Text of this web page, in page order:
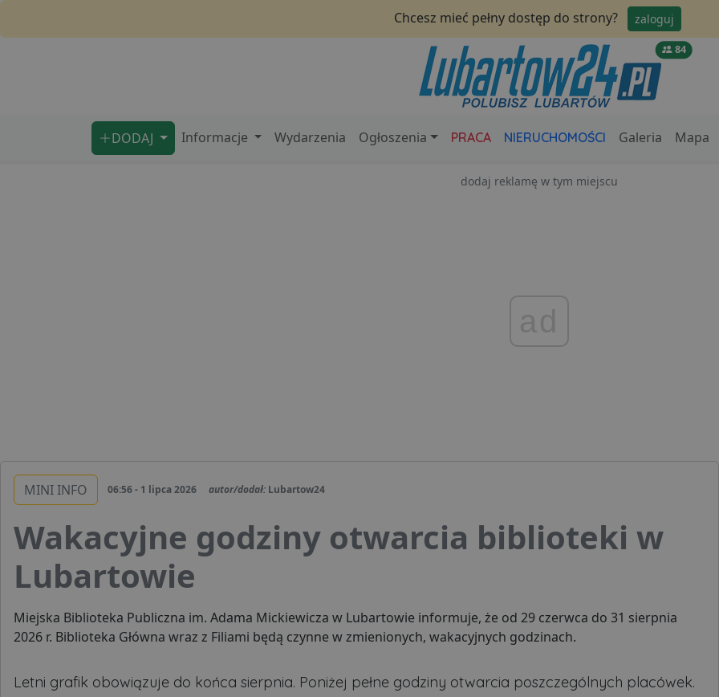
Chcesz mieć pełny dostęp do strony? zaloguj
84
DODAJ Informacje Wydarzenia Ogłoszenia PRACA NIERUCHOMOŚCI Galeria Mapa
dodaj reklamę w tym miejscu
MINI INFO 06:56 - 1 lipca 2026 autor/dodał: Lubartow24
Wakacyjne godziny otwarcia biblioteki w
Lubartowie
Miejska Biblioteka Publiczna im. Adama Mickiewicza w Lubartowie informuje, że od 29 czerwca do 31 sierpnia
2026 r. Biblioteka Główna wraz z Filiami będą czynne w zmienionych, wakacyjnych godzinach.
Letni grafik obowiązuje do końca sierpnia. Poniżej pełne godziny otwarcia poszczególnych placówek.